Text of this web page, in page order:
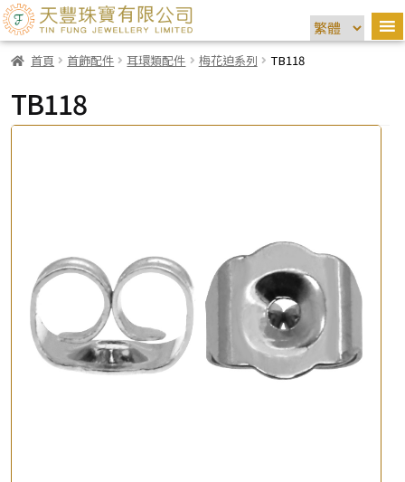
首頁 首飾配件 耳環類配件 梅花迫系列 TB118
TB118